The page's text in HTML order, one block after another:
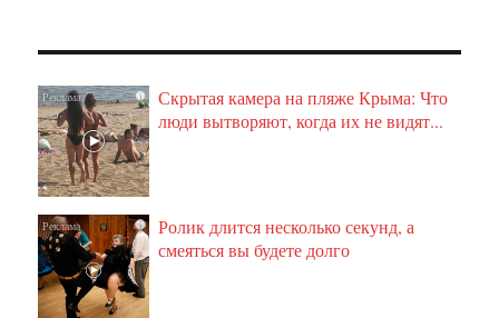
i
Скрытая камера на пляже Крыма: Что
люди вытворяют, когда их не видят...
i
Ролик длится несколько секунд, а
смеяться вы будете долго